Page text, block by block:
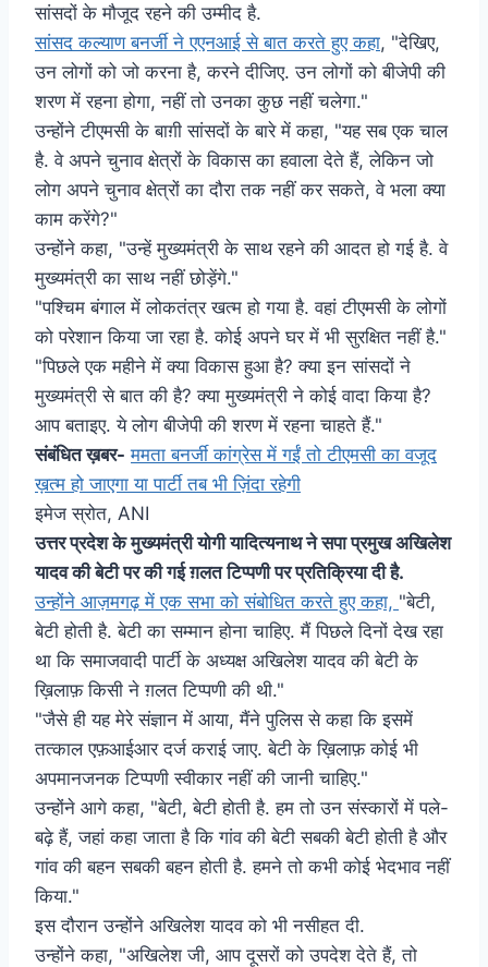
सांसदों के मौजूद रहने की उम्मीद है.
सांसद कल्याण बनर्जी ने एएनआई से बात करते हुए कहा, "देखिए,
उन लोगों को जो करना है, करने दीजिए. उन लोगों को बीजेपी की
शरण में रहना होगा, नहीं तो उनका कुछ नहीं चलेगा."
उन्होंने टीएमसी के बाग़ी सांसदों के बारे में कहा, "यह सब एक चाल
है. वे अपने चुनाव क्षेत्रों के विकास का हवाला देते हैं, लेकिन जो
लोग अपने चुनाव क्षेत्रों का दौरा तक नहीं कर सकते, वे भला क्या
काम करेंगे?"
उन्होंने कहा, "उन्हें मुख्यमंत्री के साथ रहने की आदत हो गई है. वे
मुख्यमंत्री का साथ नहीं छोड़ेंगे."
"पश्चिम बंगाल में लोकतंत्र खत्म हो गया है. वहां टीएमसी के लोगों
को परेशान किया जा रहा है. कोई अपने घर में भी सुरक्षित नहीं है."
"पिछले एक महीने में क्या विकास हुआ है? क्या इन सांसदों ने
मुख्यमंत्री से बात की है? क्या मुख्यमंत्री ने कोई वादा किया है?
आप बताइए. ये लोग बीजेपी की शरण में रहना चाहते हैं."
संबंधित ख़बर- ममता बनर्जी कांग्रेस में गईं तो टीएमसी का वजूद
ख़त्म हो जाएगा या पार्टी तब भी ज़िंदा रहेगी
इमेज स्रोत, ANI
उत्तर प्रदेश के मुख्यमंत्री योगी यादित्यनाथ ने सपा प्रमुख अखिलेश
यादव की बेटी पर की गई ग़लत टिप्पणी पर प्रतिक्रिया दी है.
उन्होंने आज़मगढ़ में एक सभा को संबोधित करते हुए कहा, "बेटी,
बेटी होती है. बेटी का सम्मान होना चाहिए. मैं पिछले दिनों देख रहा
था कि समाजवादी पार्टी के अध्यक्ष अखिलेश यादव की बेटी के
ख़िलाफ़ किसी ने ग़लत टिप्पणी की थी."
"जैसे ही यह मेरे संज्ञान में आया, मैंने पुलिस से कहा कि इसमें
तत्काल एफ़आईआर दर्ज कराई जाए. बेटी के ख़िलाफ़ कोई भी
अपमानजनक टिप्पणी स्वीकार नहीं की जानी चाहिए."
उन्होंने आगे कहा, "बेटी, बेटी होती है. हम तो उन संस्कारों में पले-
बढ़े हैं, जहां कहा जाता है कि गांव की बेटी सबकी बेटी होती है और
गांव की बहन सबकी बहन होती है. हमने तो कभी कोई भेदभाव नहीं
किया."
इस दौरान उन्होंने अखिलेश यादव को भी नसीहत दी.
उन्होंने कहा, "अखिलेश जी, आप दूसरों को उपदेश देते हैं, तो